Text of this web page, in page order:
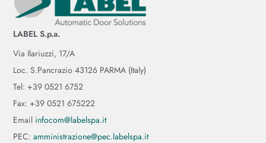
LABEL S.p.a.
Via Ilariuzzi, 17/A
Loc. S.Pancrazio 43126 PARMA (Italy)
Tel: +39 0521 6752
Fax: +39 0521 675222
Email infocom@labelspa.it
PEC:amministrazione@pec.labelspa.it